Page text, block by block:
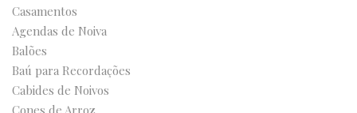
Casamentos
Agendas de Noiva
Balões
Baú para Recordações
Cabides de Noivos
Cones de Arroz